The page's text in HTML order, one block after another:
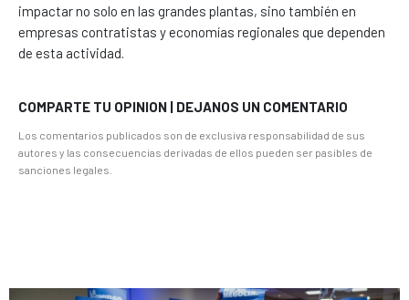
impactar no solo en las grandes plantas, sino también en
empresas contratistas y economías regionales que dependen
de esta actividad.
COMPARTE TU OPINION | DEJANOS UN COMENTARIO
Los comentarios publicados son de exclusiva responsabilidad de sus
autores y las consecuencias derivadas de ellos pueden ser pasibles de
sanciones legales.